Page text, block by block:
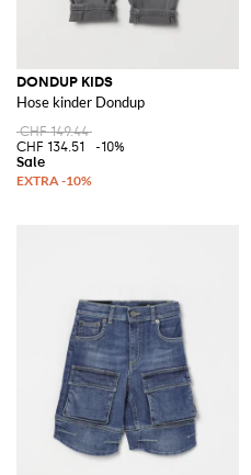
DONDUP KIDS
Hose kinder Dondup
CHF 149.44
CHF 134.51
-10%